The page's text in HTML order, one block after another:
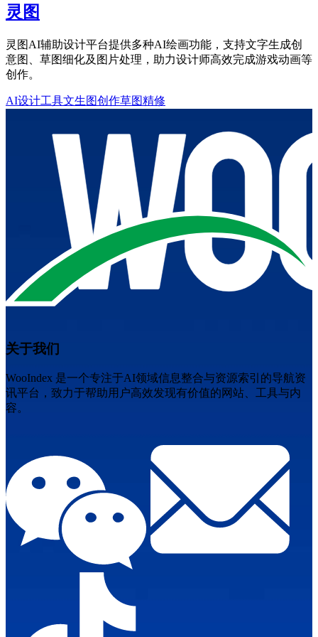
灵图
灵图AI辅助设计平台提供多种AI绘画功能，支持文字生成创
意图、草图细化及图片处理，助力设计师高效完成游戏动画等
创作。
AI设计工具文生图创作草图精修
关于我们
WooIndex 是一个专注于AI领域信息整合与资源索引的导航资
讯平台，致力于帮助用户高效发现有价值的网站、工具与内
容。